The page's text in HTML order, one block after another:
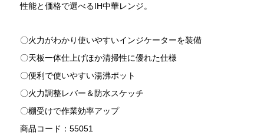
性能と価格で選べるIH中華レンジ。
〇火力がわかり使いやすいインジケーターを装備
〇天板一体仕上げほか清掃性に優れた仕様
〇便利で使いやすい湯沸ポット
〇火力調整レバー＆防水スケッチ
〇棚受けで作業効率アップ
商品コード：55051